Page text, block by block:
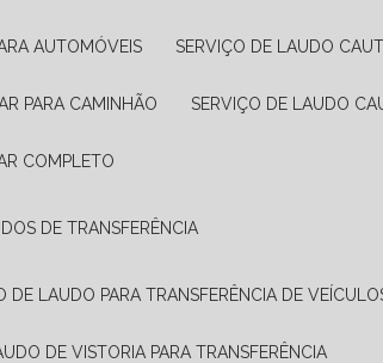
AUTOMÓVEIS SERVIÇO DE LAUDO
PARA CAMINHÃO SERVIÇO DE LAUDO
COMPLETO
DE TRANSFERÊNCIA
DE LAUDO PARA TRANSFERÊNCIA DE
DE VISTORIA PARA TRANSFERÊNCIA